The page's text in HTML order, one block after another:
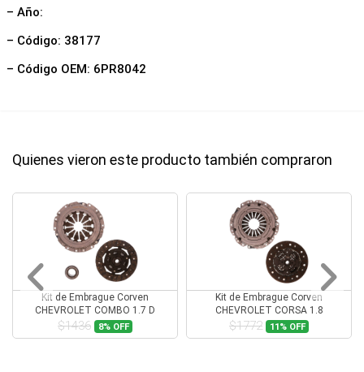
– Año:
– Código: 38177
– Código OEM: 6PR8042
Quienes vieron este producto también compraron
Kit de Embrague Corven
CHEVROLET COMBO 1.7 D
$1436 8% OFF
Kit de Embrague Corven
CHEVROLET CORSA 1.8
$1772 11% OFF